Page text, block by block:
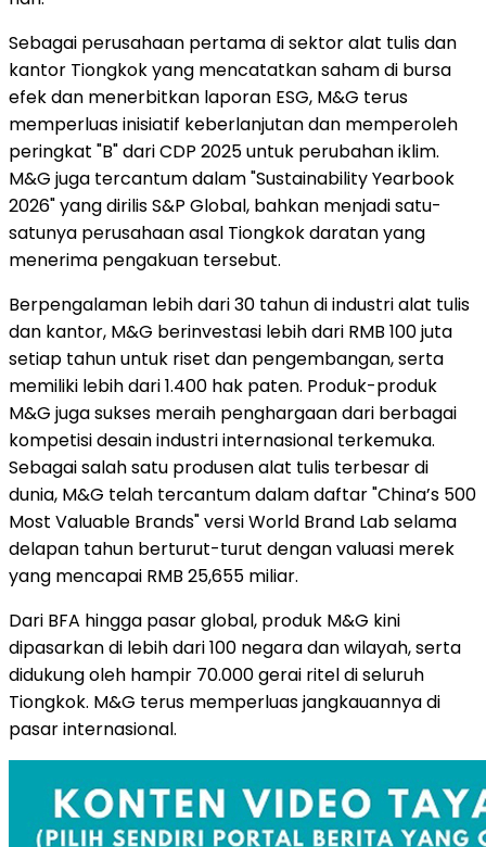
Sebagai perusahaan pertama di sektor alat tulis dan
kantor Tiongkok yang mencatatkan saham di bursa
efek dan menerbitkan laporan ESG, M&G terus
memperluas inisiatif keberlanjutan dan memperoleh
peringkat "B" dari CDP 2025 untuk perubahan iklim.
M&G juga tercantum dalam "Sustainability Yearbook
2026" yang dirilis S&P Global, bahkan menjadi satu-
satunya perusahaan asal Tiongkok daratan yang
menerima pengakuan tersebut.
Berpengalaman lebih dari 30 tahun di industri alat tulis
dan kantor, M&G berinvestasi lebih dari RMB 100 juta
setiap tahun untuk riset dan pengembangan, serta
memiliki lebih dari 1.400 hak paten. Produk-produk
M&G juga sukses meraih penghargaan dari berbagai
kompetisi desain industri internasional terkemuka.
Sebagai salah satu produsen alat tulis terbesar di
dunia, M&G telah tercantum dalam daftar "China’s 500
Most Valuable Brands" versi World Brand Lab selama
delapan tahun berturut-turut dengan valuasi merek
yang mencapai RMB 25,655 miliar.
Dari BFA hingga pasar global, produk M&G kini
dipasarkan di lebih dari 100 negara dan wilayah, serta
didukung oleh hampir 70.000 gerai ritel di seluruh
Tiongkok. M&G terus memperluas jangkauannya di
pasar internasional.